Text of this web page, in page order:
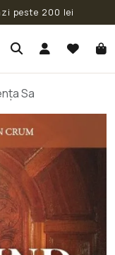
peste 200 lei
Sa